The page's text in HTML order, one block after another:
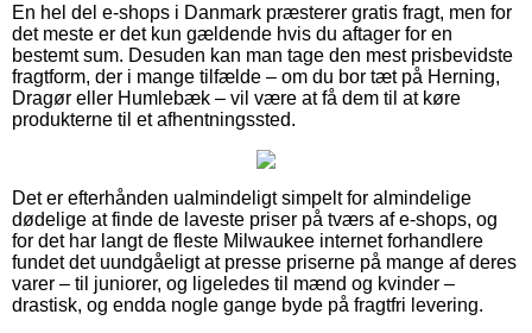
En hel del e-shops i Danmark præsterer gratis fragt, men for
det meste er det kun gældende hvis du aftager for en
bestemt sum. Desuden kan man tage den mest prisbevidste
fragtform, der i mange tilfælde – om du bor tæt på Herning,
Dragør eller Humlebæk – vil være at få dem til at køre
produkterne til et afhentningssted.
Det er efterhånden ualmindeligt simpelt for almindelige
dødelige at finde de laveste priser på tværs af e-shops, og
for det har langt de fleste Milwaukee internet forhandlere
fundet det uundgåeligt at presse priserne på mange af deres
varer – til juniorer, og ligeledes til mænd og kvinder –
drastisk, og endda nogle gange byde på fragtfri levering.